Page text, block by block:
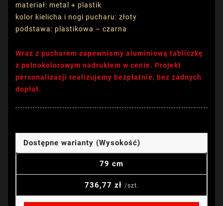
materiał: metal + plastik
kolor kielicha i nogi pucharu: złoty
podstawa: plastikowa – czarna
Wraz z pucharem zapewniamy aluminiową tabliczkę
z pełnokolorowym nadrukiem w cenie. Projekt
personalizacji realizujemy bezpłatnie, bez żadnych
dopłat.
Dostępne warianty (Wysokość)
79 cm
736,77 zł /szt.